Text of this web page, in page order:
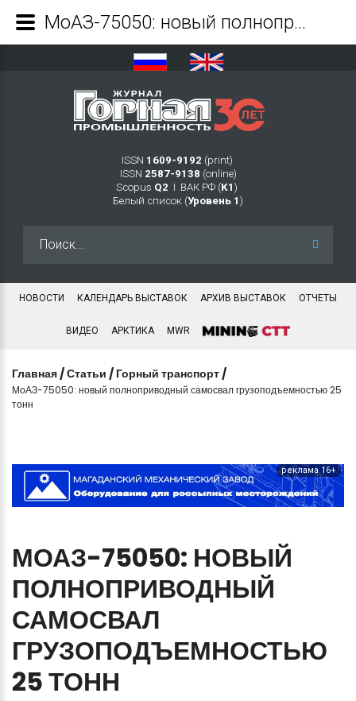
ISSN 1609-9192 (print)
ISSN 2587-9138 (online)
Scopus Q2 Ι ВАК РФ (K1 )
Белый список (Уровень 1 )
НОВОСТИ КАЛЕНДАРЬ ВЫСТАВОК АРХИВ ВЫСТАВОК ОТЧЕТЫ
ВИДЕО АРКТИКА MWR
Главная /Статьи / Горный транспорт /
МоАЗ-75050: новый полноприводный самосвал грузоподъемностью 25
тонн
реклама 16+
МОАЗ-75050: НОВЫЙ
ПОЛНОПРИВОДНЫЙ
САМОСВАЛ
ГРУЗОПОДЪЕМНОСТЬЮ
25ТОНН
МоАЗ-75050: новый полноприводный самосвал грузоподъемностью 25 тонн - Журнал Горная промышленность